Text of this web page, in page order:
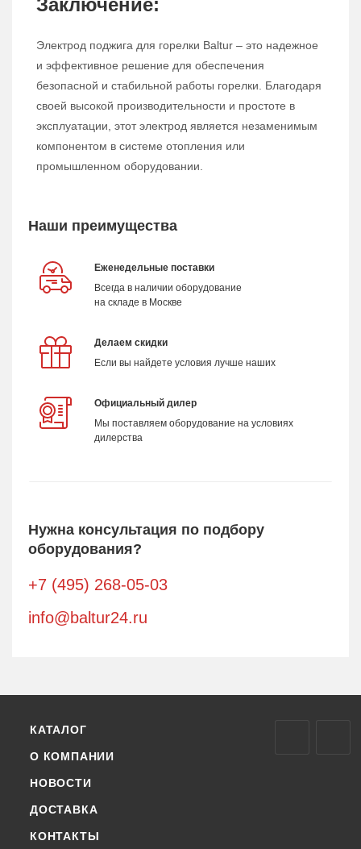
Заключение:
Электрод поджига для горелки Baltur – это надежное
и эффективное решение для обеспечения
безопасной и стабильной работы горелки. Благодаря
своей высокой производительности и простоте в
эксплуатации, этот электрод является незаменимым
компонентом в системе отопления или
промышленном оборудовании.
Наши преимущества
Еженедельные поставки
Всегда в наличии оборудование
на складе в Москве
Делаем скидки
Если вы найдете условия лучше наших
Официальный дилер
Мы поставляем оборудование на условиях
дилерства
Нужна консультация по подбору
оборудования?
+7 (495) 268-05-03
info@baltur24.ru
КАТАЛОГ
О КОМПАНИИ
НОВОСТИ
ДОСТАВКА
КОНТАКТЫ